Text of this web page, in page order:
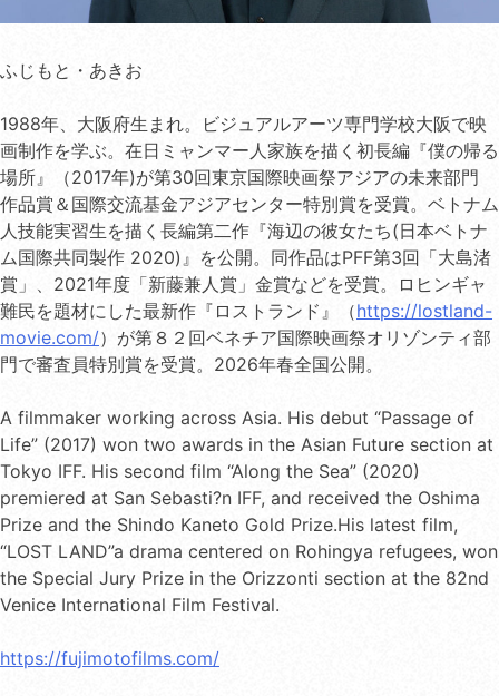
ふじもと・あきお
1988年、大阪府生まれ。ビジュアルアーツ専門学校大阪で映
画制作を学ぶ。在日ミャンマー人家族を描く初長編『僕の帰る
場所』（2017年)が第30回東京国際映画祭アジアの未来部門
作品賞＆国際交流基金アジアセンター特別賞を受賞。ベトナム
人技能実習生を描く長編第二作『海辺の彼女たち(日本ベトナ
ム国際共同製作 2020)』を公開。同作品はPFF第3回「大島渚
賞」、2021年度「新藤兼人賞」金賞などを受賞。ロヒンギャ
難民を題材にした最新作『ロストランド』（https://lostland-
movie.com/）が第８２回ベネチア国際映画祭オリゾンティ部
門で審査員特別賞を受賞。2026年春全国公開。
A filmmaker working across Asia. His debut “Passage of
Life” (2017) won two awards in the Asian Future section at
Tokyo IFF. His second film “Along the Sea” (2020)
premiered at San Sebasti?n IFF, and received the Oshima
Prize and the Shindo Kaneto Gold Prize.His latest film,
“LOST LAND”a drama centered on Rohingya refugees, won
the Special Jury Prize in the Orizzonti section at the 82nd
Venice International Film Festival.
https://fujimotofilms.com/